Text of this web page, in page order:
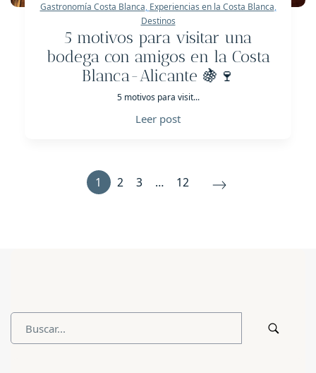
Gastronomía Costa Blanca, Experiencias en la Costa Blanca,
Destinos
5 motivos para visitar una
bodega con amigos en la Costa
Blanca-Alicante 🍇🍷
5 motivos para visit...
Leer post
1 2 3 … 12